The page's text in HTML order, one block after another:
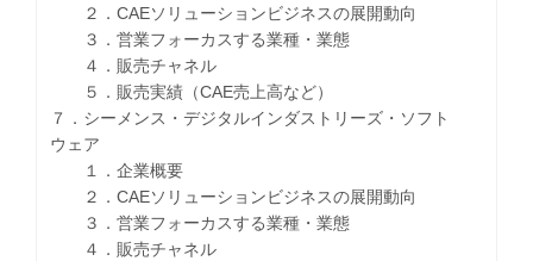
２．CAEソリューションビジネスの展開動向
３．営業フォーカスする業種・業態
４．販売チャネル
５．販売実績（CAE売上高など）
７．シーメンス・デジタルインダストリーズ・ソフト
ウェア
１．企業概要
２．CAEソリューションビジネスの展開動向
３．営業フォーカスする業種・業態
４．販売チャネル